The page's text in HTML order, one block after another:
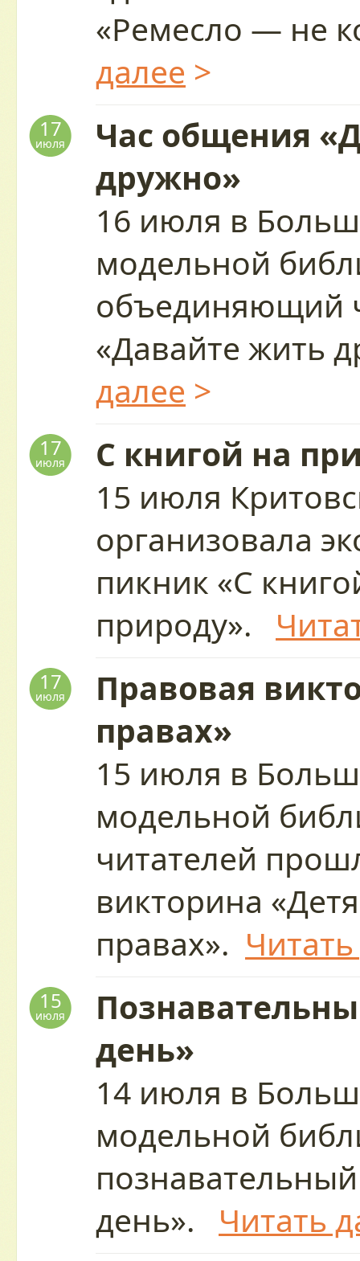
«Ремесло — не
далее >
17
июля
Час общения
дружно»
16 июля в
модельной
объединяющий
«Давайте жить
далее >
17
июля
С книгой на
15 июля
организовала
пикник «С
природу».
17
июля
Правовая
правах»
15 июля в
модельной
читателей
викторина
правах».
15
июля
день»
14 июля в
модельной
день». Читать